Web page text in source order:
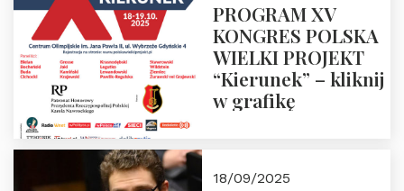
PROGRAM XV
KONGRES POLSKA
WIELKI PROJEKT
“Kierunek” – kliknij
w grafikę
18/09/2025